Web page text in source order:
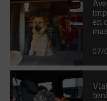
en
07/